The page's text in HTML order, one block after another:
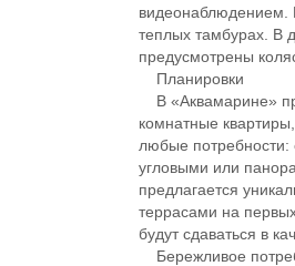
видеонаблюдением.
теплых тамбурах. В
предусмотрены
Планировки
В «Аквамарине»
комнатные
любые потребности:
угловыми или
предлагается
террасами на
будут сдаваться в
Бережливое